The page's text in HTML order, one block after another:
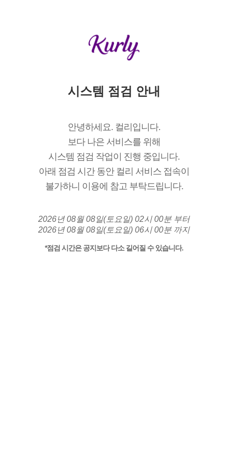
시스템 점검 안내
안녕하세요. 컬리입니다.
보다 나은 서비스를 위해
시스템 점검 작업이 진행 중입니다.
아래 점검 시간 동안 컬리 서비스 접속이
불가하니 이용에 참고 부탁드립니다.
2026년 08월 08일(토요일) 02시 00분 부터
2026년 08월 08일(토요일) 06시 00분 까지
*점검 시간은 공지보다 다소 길어질 수 있습니다.